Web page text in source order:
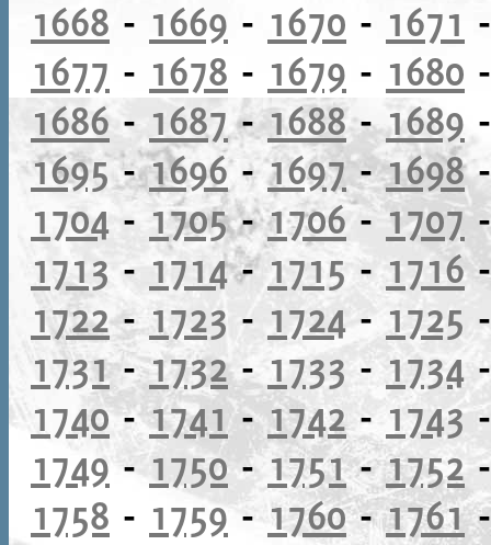
1668 - 1669 - 1670 - 1671
1677 - 1678 - 1679 - 1680
1686 - 1687-1688-1689
1695-1696-1697-1698
1704 - 1705-1706-1707
1713 - 1714- 1715- 1716
1722-1723 - 1724- 1725
1731-1732-1733- 1734
1740-1741-1742 -1743
1749-1750-1751-1752
1758 - 1759-1760-1761